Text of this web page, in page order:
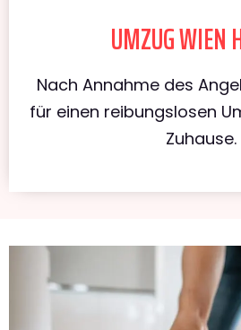
UMZUG WIEN
Nach Annahme des
für einen reibungslosen
Zuhause.